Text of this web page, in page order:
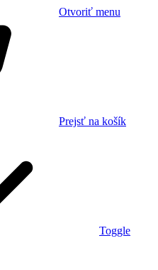
Otvoriť menu
Prejsť na košík
Toggle